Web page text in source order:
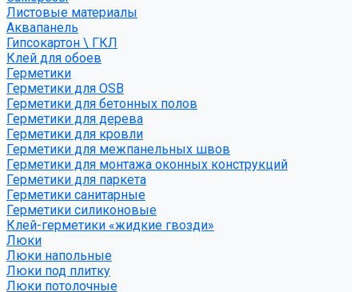
Листовые материалы
Аквапанель
Гипсокартон \ ГКЛ
Клей для обоев
Герметики
Герметики для OSB
Герметики для бетонных полов
Герметики для дерева
Герметики для кровли
Герметики для межпанельных швов
Герметики для монтажа оконных конструкций
Герметики для паркета
Герметики санитарные
Герметики силиконовые
Клей-герметики «жидкие гвозди»
Люки
Люки напольные
Люки под плитку
Люки потолочные